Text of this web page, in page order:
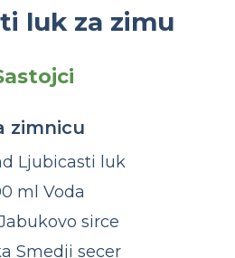
luk za zimu
zimnicu
Ljubicasti luk
ml Voda
sirce
Smedji secer